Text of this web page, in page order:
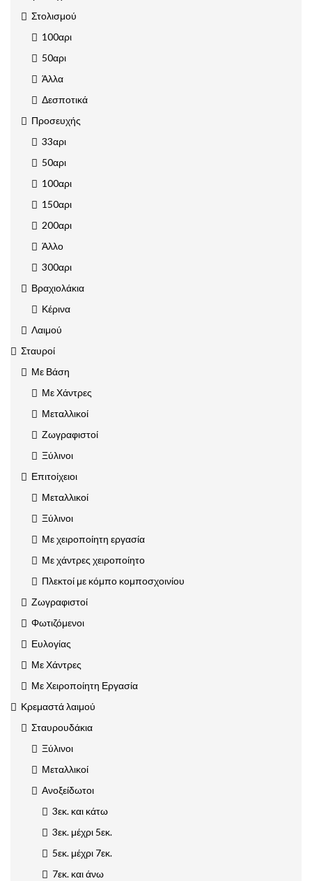
Στολισμού
100αρι
50αρι
Άλλα
Δεσποτικά
Προσευχής
33αρι
50αρι
100αρι
150αρι
200αρι
Άλλο
300αρι
Βραχιολάκια
Κέρινα
Λαιμού
Σταυροί
Με Βάση
Με Χάντρες
Μεταλλικοί
Ζωγραφιστοί
Ξύλινοι
Επιτοίχειοι
Μεταλλικοί
Ξύλινοι
Με χειροποίητη εργασία
Με χάντρες χειροποίητο
Πλεκτοί με κόμπο κομποσχοινίου
Ζωγραφιστοί
Φωτιζόμενοι
Ευλογίας
Με Χάντρες
Με Χειροποίητη Εργασία
Κρεμαστά λαιμού
Σταυρουδάκια
Ξύλινοι
Μεταλλικοί
Ανοξείδωτοι
3εκ. και κάτω
3εκ. μέχρι 5εκ.
5εκ. μέχρι 7εκ.
7εκ. και άνω